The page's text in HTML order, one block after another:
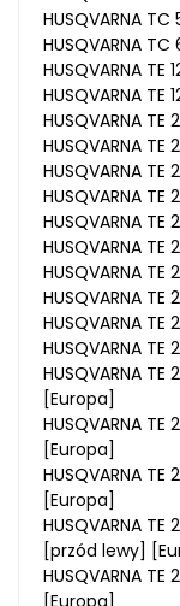
HUSQVARNA
HUSQVARNA
HUSQVARNA
HUSQVARNA
HUSQVARNA
HUSQVARNA
HUSQVARNA
HUSQVARNA
HUSQVARNA
HUSQVARNA
HUSQVARNA
HUSQVARNA
HUSQVARNA
HUSQVARNA
HUSQVARNA
[Europa]
HUSQVARNA
[Europa]
HUSQVARNA
[Europa]
HUSQVARNA TE
[przód lewy]
HUSQVARNA
[Europa]